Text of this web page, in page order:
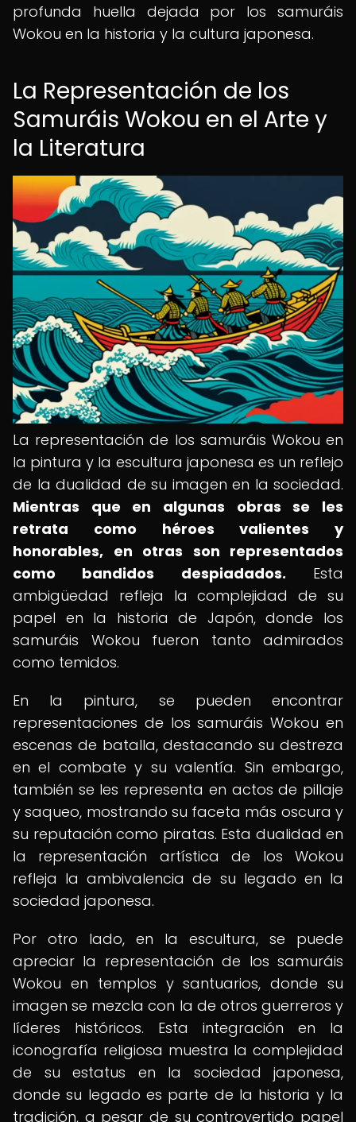
profunda huella dejada por los samuráis
Wokou en la historia y la cultura japonesa.
La Representación de los
Samuráis Wokou en el Arte y
la Literatura
La representación de los samuráis Wokou en
la pintura y la escultura japonesa es un reflejo
de la dualidad de su imagen en la sociedad.
Mientras que en algunas obras se les
retrata como héroes valientes y
honorables, en otras son representados
como bandidos despiadados. Esta
ambigüedad refleja la complejidad de su
papel en la historia de Japón, donde los
samuráis Wokou fueron tanto admirados
como temidos.
En la pintura, se pueden encontrar
representaciones de los samuráis Wokou en
escenas de batalla, destacando su destreza
en el combate y su valentía. Sin embargo,
también se les representa en actos de pillaje
y saqueo, mostrando su faceta más oscura y
su reputación como piratas. Esta dualidad en
la representación artística de los Wokou
refleja la ambivalencia de su legado en la
sociedad japonesa.
Por otro lado, en la escultura, se puede
apreciar la representación de los samuráis
Wokou en templos y santuarios, donde su
imagen se mezcla con la de otros guerreros y
líderes históricos. Esta integración en la
iconografía religiosa muestra la complejidad
de su estatus en la sociedad japonesa,
donde su legado es parte de la historia y la
tradición, a pesar de su controvertido papel